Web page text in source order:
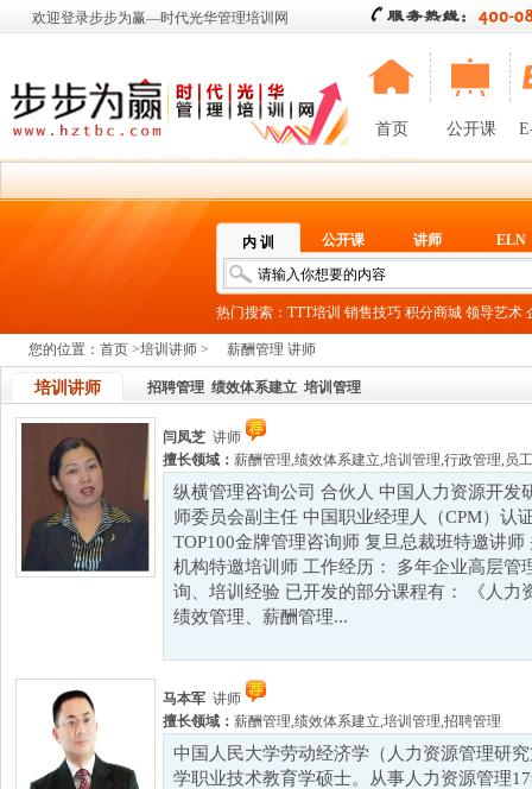
欢迎登录步步为赢—时代光华管理培训网
首页 公开课
内 训 公开课 讲师 ELN
热门搜索： TTT培训 销售技巧 积分商城 领导艺术
您的位置： 首页 >培训讲师 > 薪酬管理 讲师
培训讲师 招聘管理 绩效体系建立 培训管理
闫凤芝 讲师
擅长领域： 薪酬管理,绩效体系建立,培训管理,行政管理, 员
纵横管理咨询公司 合伙人 中国人力资源开发
师委员会副主任 中国职业经理人（CPM）认
TOP100金牌管理咨询师 复旦总裁班特邀讲
机构特邀培训师 工作经历： 多年企业高层管
询、培训经验 已开发的部分课程有： 《人力
绩效管理、薪酬管理...
马本军 讲师
擅长领域： 薪酬管理,绩效体系建立,培训管理,招聘管理
中国人民大学劳动经济学（人力资源管理研
学职业技术教育学硕士。从事人力资源管理